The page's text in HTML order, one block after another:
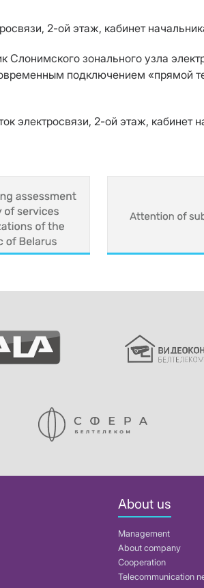
2-ой этаж, кабинет
Слонимского зонального узла
подключением «прямой
электросвязи, 2-ой этаж, кабинет
About us
Management
About company
Cooperation
Telecommunication